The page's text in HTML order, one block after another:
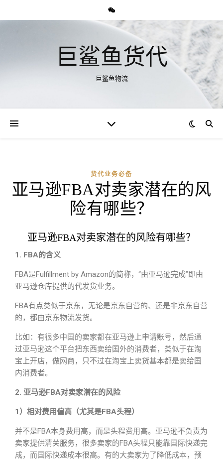
巨鲨鱼货代
巨鲨鱼物流
货代业务必备
亚马逊FBA对卖家潜在的风
险有哪些？
亚马逊FBA对卖家潜在的风险有哪些？
1. FBA的含义
FBA是Fulfillment by Amazon的简称，“由亚马逊完成”即由
亚马逊仓库提供的代发货业务。
FBA有点类似于京东，无论是京东自营的、还是非京东自营
的，都由京东物流发货。
比如：有很多中国的卖家都在亚马逊上申请账号，然后通
过亚马逊这个平台把东西卖给国外的消费者，类似于在淘
宝上开店，做网商，只不过在淘宝上卖货基本都是卖给国
内消费者。
2. 亚马逊FBA对卖家潜在的风险
1）相对费用偏高（尤其是FBA头程）
并不是FBA本身费用高，而是头程费用高。亚马逊不负责为
卖家提供清关服务，很多卖家的FBA头程只能靠国际快递完
成，而国际快递成本很高。有的大卖家为了降低成本，预